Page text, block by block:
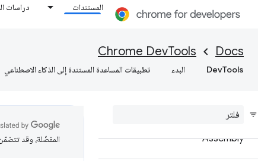
المستندات دراسات
Docs
Chrome DevTools
DevTools البدء تطبيقات المساعدة المستندة إلى الذكاء الاصطناعي
إعداد مساحات عمل لحفظ التغييرات في
تجاوز محتوى الويب وعناوين استجابة
HTTP محليًا
Assembly
المفضّلة، وقد